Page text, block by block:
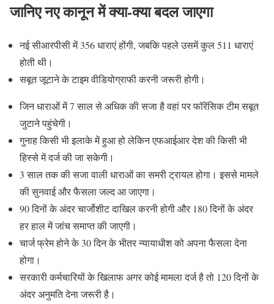
जानिए नए कानून में क्या-क्या बदल जाएगा
नई सीआरपीसी में 356 धाराएं होंगी, जबकि पहले उसमें कुल 511 धाराएं
होती थी।
सबूत जूटाने के टाइम वीडियोग्राफी करनी जरूरी होगी।
जिन धाराओं में 7 साल से अधिक की सजा है वहां पर फॉरेंसिक टीम सबूत
जुटाने पहुंचेगी।
गुनाह किसी भी इलाके में हुआ हो लेकिन एफआईआर देश की किसी भी
हिस्से में दर्ज की जा सकेगी।
3 साल तक की सजा वाली धाराओं का समरी ट्रायल होगा। इससे मामले
की सुनवाई और फैसला जल्द आ जाएगा।
90 दिनों के अंदर चार्जोशीट दाखिल करनी होगी और 180 दिनों के अंदर
हर हाल में जांच समाप्त की जाएगी।
चार्ज फ्रेम होने के 30 दिन के भीतर न्यायाधीश को अपना फैसला देना
होगा।
सरकारी कर्मचारियों के खिलाफ अगर कोई मामला दर्ज है तो 120 दिनों के
अंदर अनुमति देना जरूरी है।